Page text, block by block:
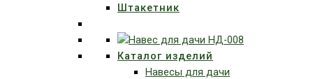
Штакетник
Каталог изделий
Навесы для дачи